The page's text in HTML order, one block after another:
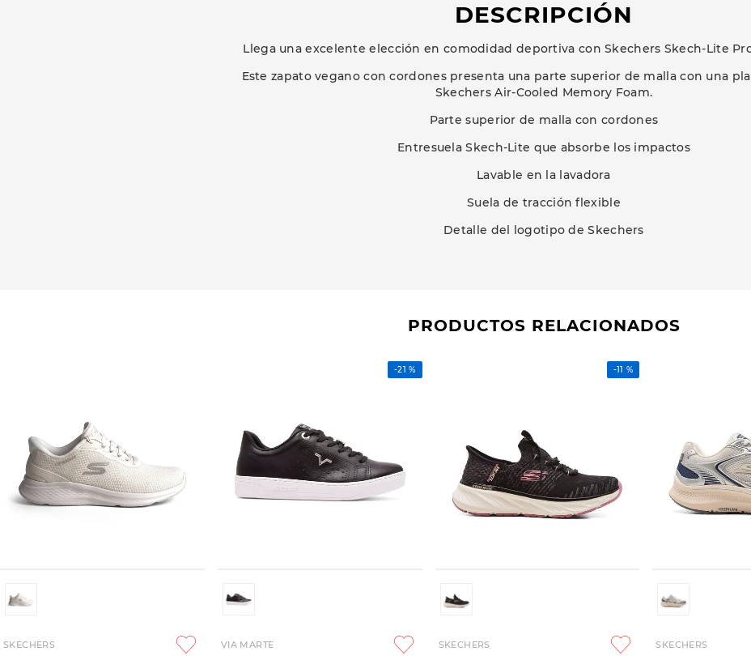
DESCRIPCIÓN
Llega una excelente elección en comodidad deportiva con Skechers Skech-Lite
Este zapato vegano con cordones presenta una parte superior de malla con una
Skechers Air-Cooled Memory Foam.
Parte superior de malla con cordones
Entresuela Skech-Lite que absorbe los impactos
Lavable en la lavadora
Suela de tracción flexible
Detalle del logotipo de Skechers
PRODUCTOS RELACIONADOS
SKECHERS
-21 %
VIA MARTE
-11 %
SKECHERS SKECHERS